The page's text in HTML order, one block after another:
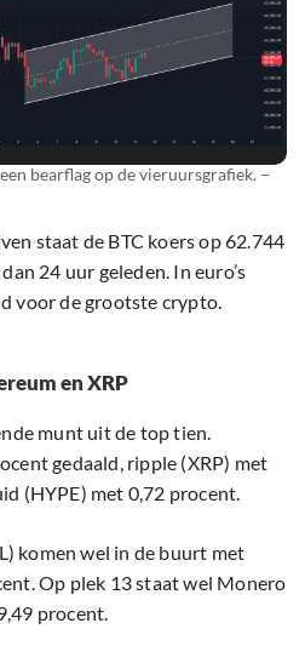
bearflag op de vieruursgrafiek. –
staat de BTC koers op 62.744
24 uur geleden. In euro’s
voor de grootste crypto.
en XRP
munt uit de top tien.
gedaald, ripple (XRP) met
(HYPE) met 0,72 procent.
komen wel in de buurt met
Op plek 13 staat wel Monero
procent.